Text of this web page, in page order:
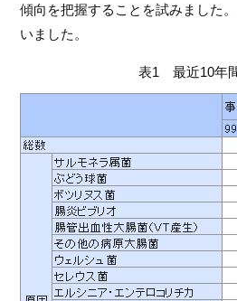
傾向を把握することを試みました
いました。
表1 最近10年